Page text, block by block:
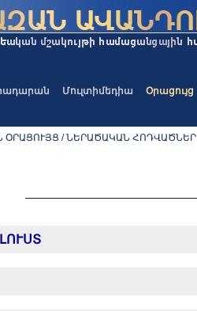
Մուլտիմեդիա Օրացույց
ՕՐԱՑՈՒՅՑ / ՆԵՐԱԾԱԿԱՆ ՀՈԴՎԱԾՆԵՐ